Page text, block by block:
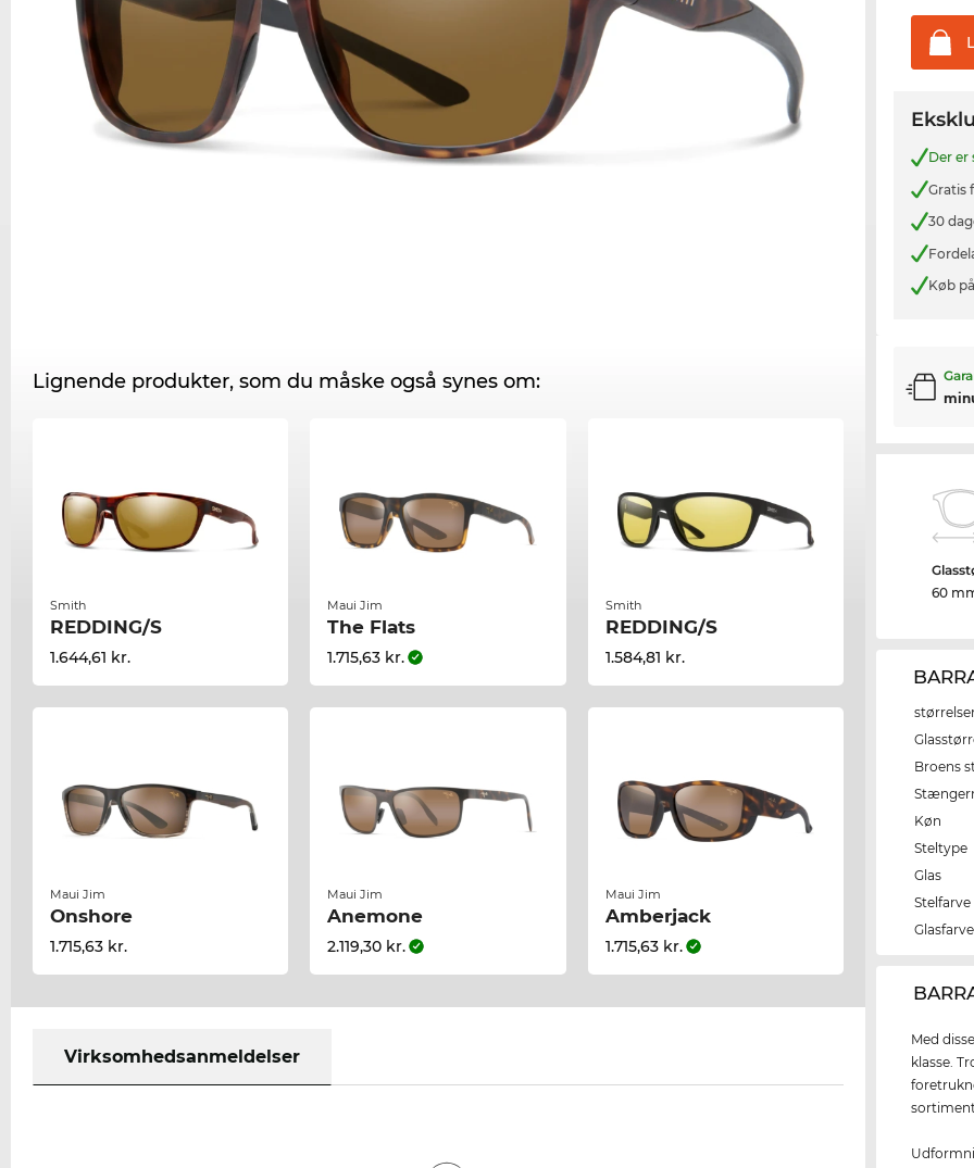
Lignende produkter, som du måske også synes om:
Smith
REDDING/S
1.644,61 kr.
Maui Jim
The Flats
1.715,63 kr.
Smith
REDDING/S
1.584,81 kr.
Maui Jim
Onshore
1.715,63 kr.
Maui Jim
Anemone
2.119,30 kr.
Maui Jim
Amberjack
1.715,63 kr.
Virksomhedsanmeldelser
Der
Gratis
30
Køb
60
Broens
Køn
Steltype
Glas
Stelfarve
Glasfarve
Med
klasse.